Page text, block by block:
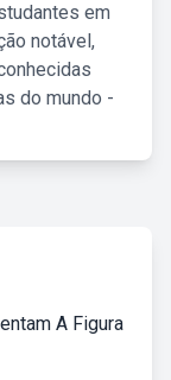
em
notável,
do mundo -
A Figura